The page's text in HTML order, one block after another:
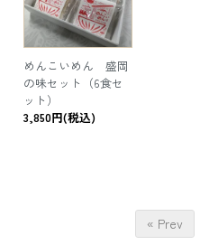
めんこいめん 盛岡
の味セット（6食セ
ット）
3,850円(税込)
« Prev